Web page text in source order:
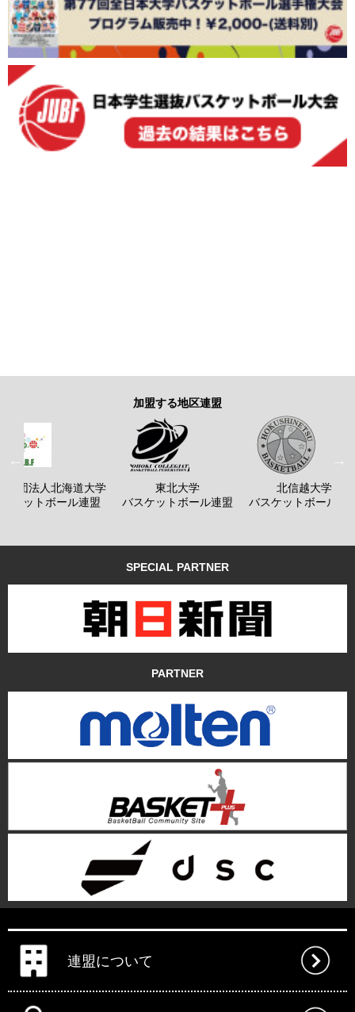
加盟する地区連盟
社団法人北海道大学
ケットボール連盟
東北大学
バスケットボール連盟
北信越大学
バスケットボール連
SPECIAL PARTNER
PARTNER
連盟について